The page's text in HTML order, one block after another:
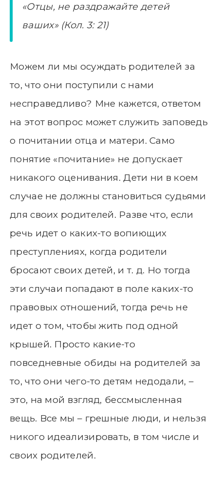
«Отцы, не раздражайте детей
ваших» (Кол. 3: 21)
Можем ли мы осуждать родителей за
то, что они поступили с нами
несправедливо? Мне кажется, ответом
на этот вопрос может служить заповедь
о почитании отца и матери. Само
понятие «почитание» не допускает
никакого оценивания. Дети ни в коем
случае не должны становиться судьями
для своих родителей. Разве что, если
речь идет о каких-то вопиющих
преступлениях, когда родители
бросают своих детей, и т. д. Но тогда
эти случаи попадают в поле каких-то
правовых отношений, тогда речь не
идет о том, чтобы жить под одной
крышей. Просто какие-то
повседневные обиды на родителей за
то, что они чего-то детям недодали, –
это, на мой взгляд, бессмысленная
вещь. Все мы – грешные люди, и нельзя
никого идеализировать, в том числе и
своих родителей.